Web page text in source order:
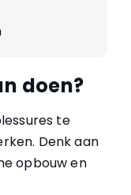
doen?
te
Denk aan
opbouw en